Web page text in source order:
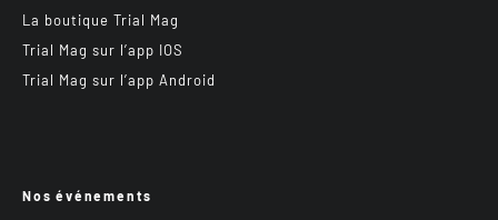
La boutique Trial Mag
Trial Mag sur l’app IOS
Trial Mag sur l’app Android
Nos événements